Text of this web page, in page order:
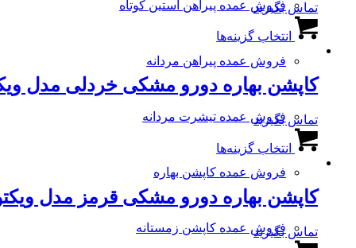
فروش عمده پیراهن آستین کوتاه
فروش عمده پیراهن مردانه
فروش عمده تیشرت مردانه
فروش عمده کاپشن بهاره
فروش عمده کاپشن زمستانه
انتخاب
گزینه
ممکن
است
صفحه
انتخاب
تماس بگیرید
انتخاب گزینه‌ها
دارای
انواع
مختلفی
می
باشد.
گزینه
ممکن
است
صفحه
محصول
انتخاب
کاپشن بهاره دورو مشکی خردلی مدل
تماس بگیرید
انتخاب گزینه‌ها
دارای
انواع
مختلفی
می
باشد.
گزینه
کاپشن بهاره دورو مشکی قرمز مدل
تماس بگیرید